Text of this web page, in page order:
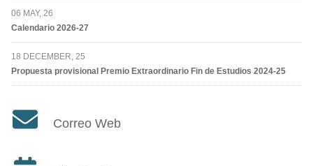
06 MAY, 26
Calendario 2026-27
18 DECEMBER, 25
Propuesta provisional Premio Extraordinario Fin de Estudios 2024-25
Correo Web